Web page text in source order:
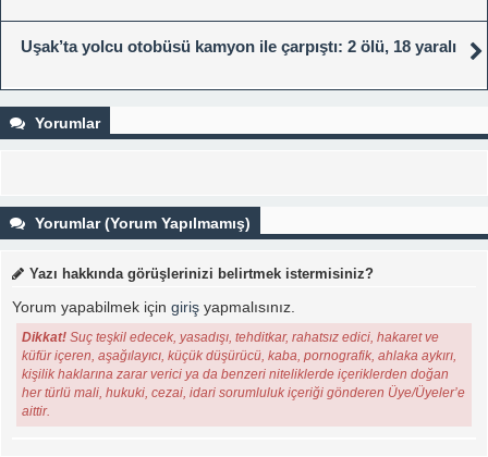
Uşak’ta yolcu otobüsü kamyon ile çarpıştı: 2 ölü, 18 yaralı
Yorumlar
Yorumlar (Yorum Yapılmamış)
Yazı hakkında görüşlerinizi belirtmek istermisiniz?
Yorum yapabilmek için giriş yapmalısınız.
Dikkat! Suç teşkil edecek, yasadışı, tehditkar, rahatsız edici, hakaret ve
küfür içeren, aşağılayıcı, küçük düşürücü, kaba, pornografik, ahlaka aykırı,
kişilik haklarına zarar verici ya da benzeri niteliklerde içeriklerden doğan
her türlü mali, hukuki, cezai, idari sorumluluk içeriği gönderen Üye/Üyeler’e
aittir.